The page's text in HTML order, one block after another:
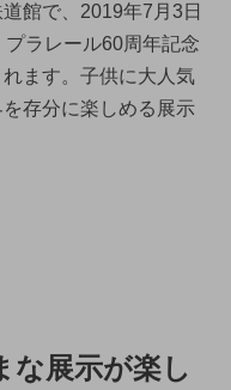
館で、2019年7月3日
プラレール60周年記念
ます。子供に大人気
存分に楽しめる展示
な展示が楽し